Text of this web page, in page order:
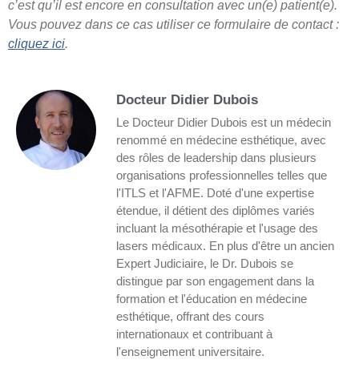
c’est qu’il est encore en consultation avec un(e) patient(e).
Vous pouvez dans ce cas utiliser ce formulaire de contact :
cliquez ici.
Docteur Didier Dubois
Le Docteur Didier Dubois est un médecin
renommé en médecine esthétique, avec
des rôles de leadership dans plusieurs
organisations professionnelles telles que
l'ITLS et l'AFME. Doté d'une expertise
étendue, il détient des diplômes variés
incluant la mésothérapie et l'usage des
lasers médicaux. En plus d'être un ancien
Expert Judiciaire, le Dr. Dubois se
distingue par son engagement dans la
formation et l'éducation en médecine
esthétique, offrant des cours
internationaux et contribuant à
l'enseignement universitaire.